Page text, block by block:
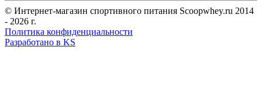
© Интернет-магазин спортивного питания Scoopwhey.ru 2014
- 2026 г.
Политика конфиденциальности
Разработано в KS